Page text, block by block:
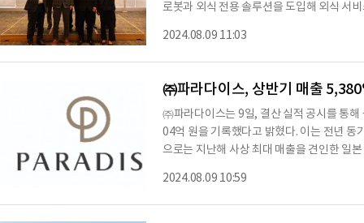
로봇과 외식 전용 솔루션을 도입해 외식 서
참석했다. 이번 협약을 통해 도드람은 ‘1등
음식점에 에브리봇의 서빙 로봇, 테이블오
2024.08.09 11:03
㈜파라다이스, 상반기 매출
㈜파라다이스는 9일, 결산 실적 공시를 통
04억 원을 기록했다고 밝혔다. 이는 전년
으로는 지난해 사상 최대 매출을 견인한 일
P 드롭액 또한 2,966억 원으로 전년 같은
영되었다는 분석이다. 반면 2분기 연결 기
2024.08.09 10:59